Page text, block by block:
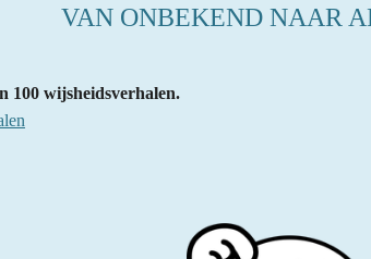
VAN ONBEKEND NAAR
100 wijsheidsverhalen.